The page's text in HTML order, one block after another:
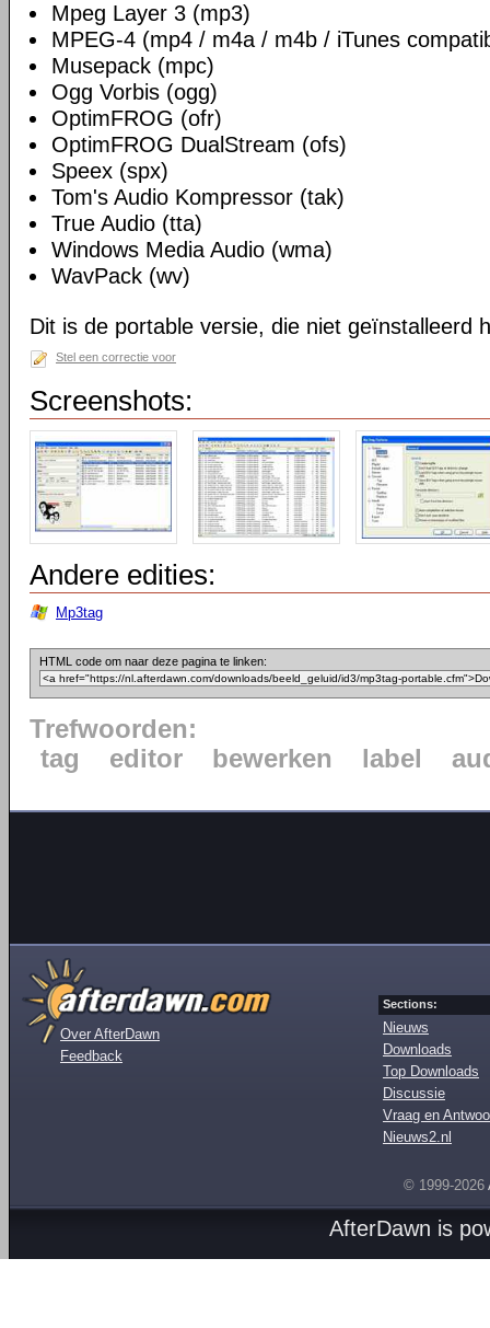
Mpeg Layer 3 (mp3)
MPEG-4 (mp4 / m4a / m4b / iTunes
Musepack (mpc)
Ogg Vorbis (ogg)
OptimFROG (ofr)
OptimFROG DualStream (ofs)
Speex (spx)
Tom's Audio Kompressor (tak)
True Audio (tta)
Windows Media Audio (wma)
WavPack (wv)
Dit is de portable versie, die niet geïnstalleerd
Stel een correctie voor
Screenshots:
Andere edities:
Mp3tag
HTML code om naar deze pagina te linken:
Trefwoorden:
tag
editor bewerken label
Over AfterDawn
Feedback
Sections:
Nieuws
Downloads
Top Downloads
Discussie
Vraag en
Nieuws2.nl
© 1999-2026
AfterDawn is